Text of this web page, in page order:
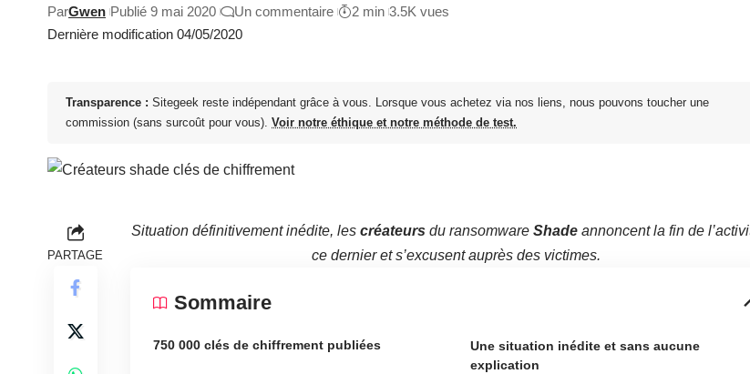
Dernière modification 04/05/2020
ParGwen Publié 9 mai 2020 Un commentaire 2 min 3.5K vues
Transparence : Sitegeek reste indépendant grâce à vous. Lorsque vous achetez via nos liens, nous pouvons toucher une
commission (sans surcoût pour vous). Voir notre éthique et notre méthode de test.
PARTAGE
Situation définitivement inédite, lescréateurs du ransomwareShade annoncent la fin de
ce dernier et s’excusent auprès des victimes.
Sommaire
750 000 clés de chiffrement publiées
Une situation inédite et sans aucune
explication